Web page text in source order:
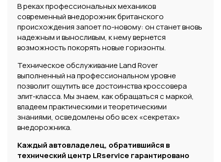
В реках профессиональных механиков
современный внедорожник британского
происхождения запоет по-новому: он станет вновь
надежным и выносливым, к нему вернется
возможность покорять новые горизонты.
Техническое обслуживание Land Rover
выполненный на профессиональном уровне
позволит ощутить все достоинства кроссовера
элит-класса. Мы знаем, как обращаться с маркой,
владеем практическими и теоретическими
знаниями, осведомлены обо всех «секретах»
внедорожника.
Каждый автовладелец, обратившийся в
технический центр LRservice гарантировано